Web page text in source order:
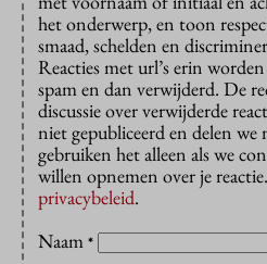
het onderwerp, en toon
smaad, schelden en
Reacties met url’s erin
spam en dan verwijderd. De
discussie over verwijderde
niet gepubliceerd en delen we
gebruiken het alleen als we
willen opnemen over je
privacybeleid.
Naam *